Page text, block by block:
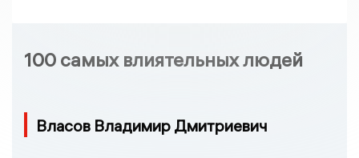
100 самых влиятельных людей
Власов Владимир Дмитриевич